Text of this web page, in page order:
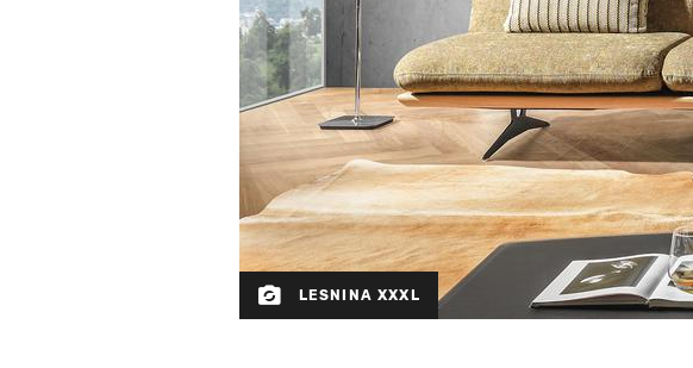
LESNINA XXXL